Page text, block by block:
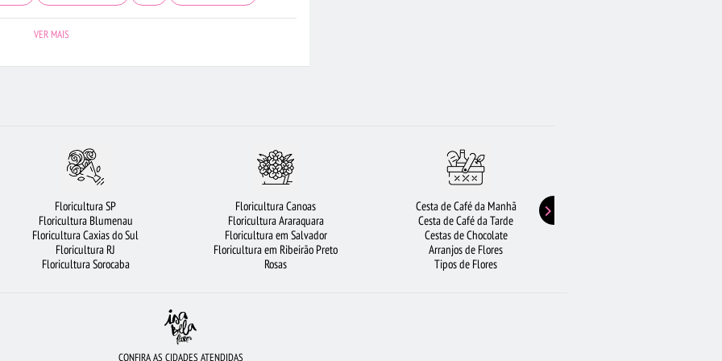
CESTA DE CAFÉ DA MANHÃ
DE 12 ROSAS VERMELHAS
FLORICULTURA BARUERI ROSAS VERMELHAS
FLORICULTURA SANTO ANDRÉ COROA DE FLORES
FLORICULTURA SALVADOR
VER MAIS
Floricultura SP
Floricultura Blumenau
Floricultura Caxias do Sul
Floricultura RJ
Floricultura Sorocaba
Floricultura Canoas
Floricultura Araraquara
Floricultura em Salvador
Floricultura em Ribeirão Preto
Rosas
Cesta de Café da Manhã
Cesta de Café da Tarde
Cestas de Chocolate
Arranjos de Flores
Tipos de Flores
CONFIRA AS CIDADES ATENDIDAS